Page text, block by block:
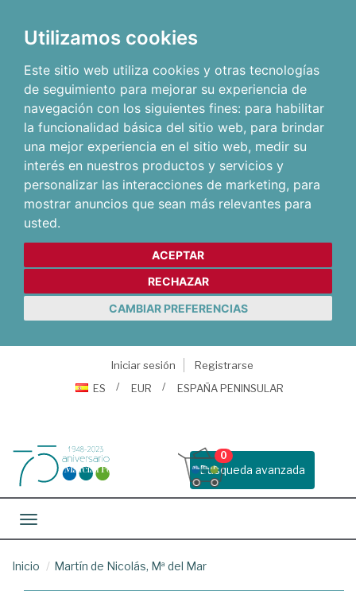
Utilizamos cookies
Este sitio web utiliza cookies y otras tecnologías
de seguimiento para mejorar su experiencia de
navegación con los siguientes fines: para habilitar
la funcionalidad básica del sitio web, para brindar
una mejor experiencia en el sitio web, medir su
interés en nuestros productos y servicios y
personalizar las interacciones de marketing, para
mostrar anuncios que sean más relevantes para
usted.
ACEPTAR
RECHAZAR
CAMBIAR PREFERENCIAS
Iniciar sesión
Registrarse
ES
EUR ESPAÑA PENINSULAR
Busqueda avanzada
0
Toggle navigation
Inicio Martín de Nicolás, Mª del Mar